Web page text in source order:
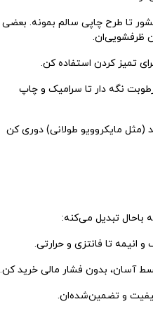
تا طرح چاپی سالم بمونه. بعضی
ظرفشویی‌ان.
تمیز کردن استفاده کن.
نگه دار تا سرامیک و چاپ
(مثل مایکروویو طولانی) دوری کن
باحال تبدیل می‌کنه:
انیمه تا فانتزی و حرارتی.
و تضمین‌شده‌ان.